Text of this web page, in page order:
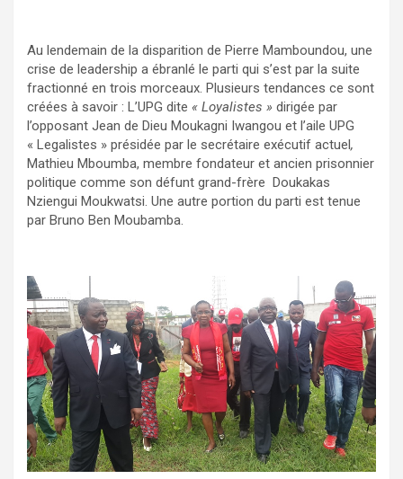
Au lendemain de la disparition de Pierre Mamboundou, une
crise de leadership a ébranlé le parti qui s’est par la suite
fractionné en trois morceaux. Plusieurs tendances ce sont
créées à savoir : L’UPG dite « Loyalistes » dirigée par
l’opposant Jean de Dieu Moukagni Iwangou et l’aile UPG
« Legalistes » présidée par le secrétaire exécutif actuel,
Mathieu Mboumba, membre fondateur et ancien prisonnier
politique comme son défunt grand-frère Doukakas
Nziengui Moukwatsi. Une autre portion du parti est tenue
par Bruno Ben Moubamba.